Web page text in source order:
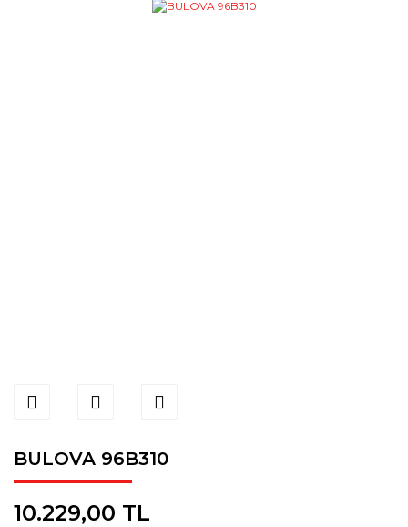
BULOVA 96B310
10.229,00 TL